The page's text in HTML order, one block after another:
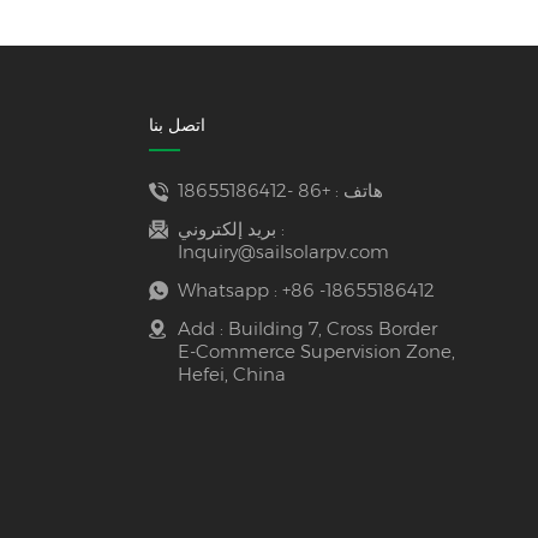
اتصل بنا
هاتف : +86 -18655186412
بريد إلكتروني :
Inquiry@sailsolarpv.com
Whatsapp : +86 -18655186412
Add : Building 7, Cross Border
E-Commerce Supervision Zone,
Hefei, China